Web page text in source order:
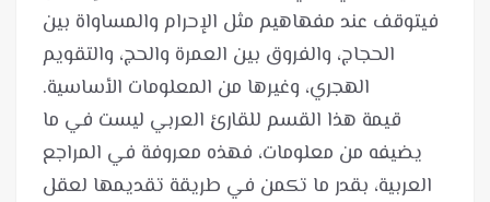
فيتوقف عند مفهاهيم مثل الإحرام والمساواة بين
الحجاج، والفروق بين العمرة والحج، والتقويم
قيمة هذا القسم للقارئ العربي ليست في ما
يضيفه من معلومات، فهذه معروفة في المراجع
العربية، بقدر ما تكمن في طريقة تقديمها لعقل